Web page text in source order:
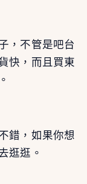
，不管是吧台
快，而且買東
錯，如果你想
逛逛。